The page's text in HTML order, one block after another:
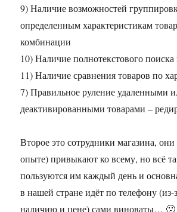
9) Наличие возможностей
определенным характеристикам
комбинации
10) Наличие полнотекстового
11) Наличие сравнения товаров по
7) Правильное руление удаленными
деактивированными товарами –
Второе это сотрудники магазина,
опыте) привыкают ко всему, но всё
пользуются им каждый день и
в нашей стране идёт по телефону (из-
наличию и цене) сами виноваты… 🙁